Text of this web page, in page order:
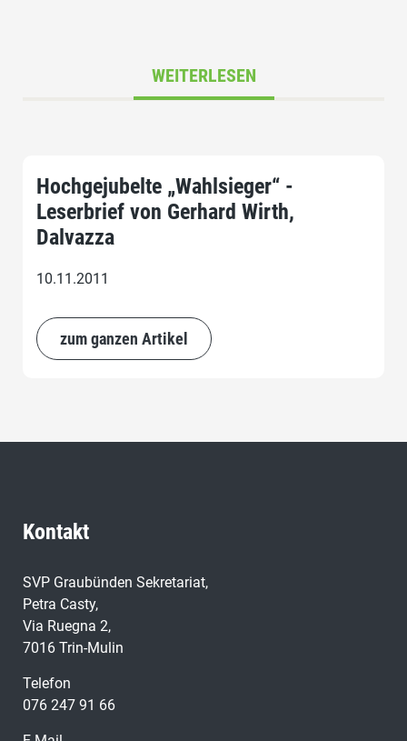
WEITERLESEN
Hochgejubelte „Wahlsieger“ -
Leserbrief von Gerhard Wirth,
Dalvazza
10.11.2011
zum ganzen Artikel
Kontakt
SVP Graubünden Sekretariat,
Petra Casty,
Via Ruegna 2,
7016 Trin-Mulin
Telefon
076 247 91 66